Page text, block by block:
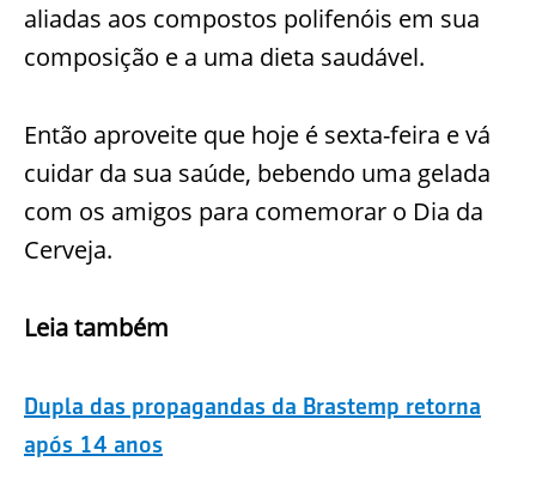
aliadas aos compostos polifenóis em sua
composição e a uma dieta saudável.
Então aproveite que hoje é sexta-feira e vá
cuidar da sua saúde, bebendo uma gelada
com os amigos para comemorar o Dia da
Cerveja.
Leia também
Dupla das propagandas da Brastemp retorna
após 14 anos